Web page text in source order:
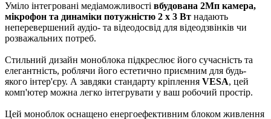
Уміло інтегровані медіаможливості вбудована 2Мп камера,
мікрофон та динаміки потужністю 2 x 3 Вт надають
неперевершений аудіо- та відеодосвід для відеодзвінків чи
розважальних потреб.
Стильний дизайн моноблока підкреслює його сучасність та
елегантність, роблячи його естетично приємним для будь-
якого інтер'єру. А завдяки стандарту кріплення VESA, цей
комп'ютер можна легко інтегрувати у ваш робочий простір.
Цей моноблок оснащено енергоефективним блоком живлення